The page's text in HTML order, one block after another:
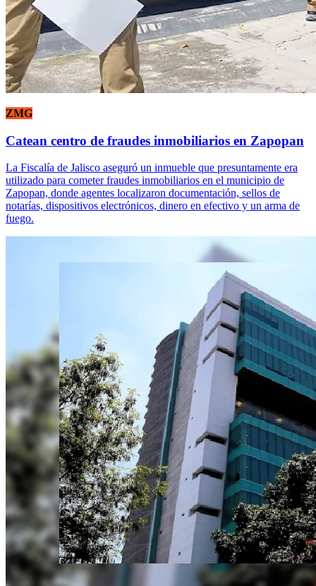
ZMG
Catean centro de fraudes inmobiliarios en Zapopan
La Fiscalía de Jalisco aseguró un inmueble que presuntamente era
utilizado para cometer fraudes inmobiliarios en el municipio de
Zapopan, donde agentes localizaron documentación, sellos de
notarías, dispositivos electrónicos, dinero en efectivo y un arma de
fuego.